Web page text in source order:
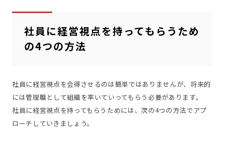
社員に経営視点を持ってもらうため
の4つの方法
社員に経営視点を会得させるのは簡単ではありませんが、将来的
には管理職として組織を率いていってもらう必要があります。
社員に経営視点を持ってもらうためには、次の4つの方法でアプ
ローチしていきましょう。